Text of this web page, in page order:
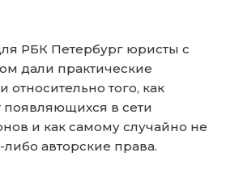
РБК Петербург юристы с
дали практические
того, как
появляющихся в сети
и как самому случайно не
авторские права.